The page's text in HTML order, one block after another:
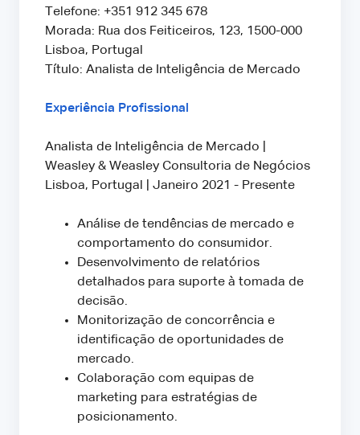
Telefone: +351 912 345 678
Morada: Rua dos Feiticeiros, 123, 1500-000
Lisboa, Portugal
Título: Analista de Inteligência de Mercado
Experiência Profissional
Analista de Inteligência de Mercado |
Weasley & Weasley Consultoria de Negócios
Lisboa, Portugal | Janeiro 2021 - Presente
Análise de tendências de mercado e
comportamento do consumidor.
Desenvolvimento de relatórios
detalhados para suporte à tomada de
decisão.
Monitorização de concorrência e
identificação de oportunidades de
mercado.
Colaboração com equipas de
marketing para estratégias de
posicionamento.